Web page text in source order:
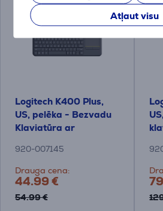
Atļaut visu
Logitech K400 Plus,
US, pelēka - Bezvadu
Klaviatūra ar
920-007145
Drauga cena:
44.99 €
54.99 €